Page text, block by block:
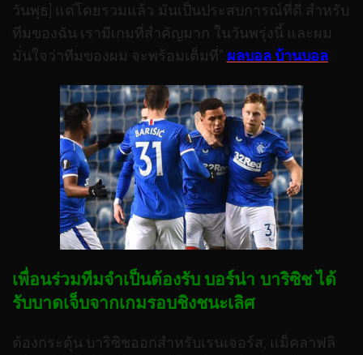
วันพุธ] แต่โดยรวมแล้ว มันเป็นประสบการณ์ที่ดี สําหรับ
ทีมของฉัน เรามีเกมที่สําคัญมาก ในวันพรุ่งนี้ และผม
มั่นใจว่าทีมของผม จะพร้อมเต็มที่” ผลบอล บ้านบอล
เพื่อนร่วมทีมจําเป็นต้องรับ บอร์น่า บาริซิช ได้
รับบาดเจ็บจากเกมรอบชิงชนะเลิศ
ต้องกระตุ้น บาริซิชออกสําหรับเรนเจอร์ส, แม็คลาฟลิ